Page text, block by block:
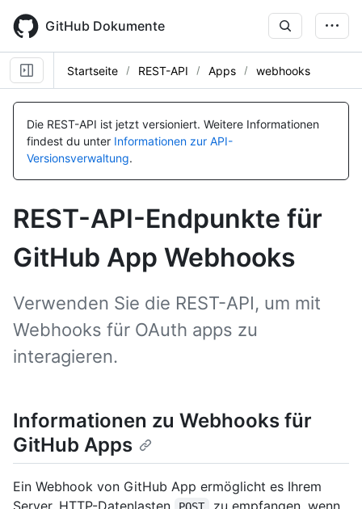
main
content
GitHub Dokumente
Startseite REST-API Apps webhooks
Die REST-API ist jetzt versioniert. Weitere Informationen
findest du unter Informationen zur API-
Versionsverwaltung.
REST-API-Endpunkte für
GitHub App Webhooks
Verwenden Sie die REST-API, um mit
Webhooks für OAuth apps zu
interagieren.
Informationen zu Webhooks für
GitHub Apps
Ein Webhook von GitHub App ermöglicht es Ihrem
Name, Typ,
BESCHREIBUNG
Name, Typ,
BESCHREIBUNG
Name, Typ,
BESCHREIBUNG
Name, Typ,
BESCHREIBUNG
Name, Typ,
BESCHREIBUNG
Name, Typ,
BESCHREIBUNG
Name, Typ,
BESCHREIBUNG
Name, Typ,
BESCHREIBUNG